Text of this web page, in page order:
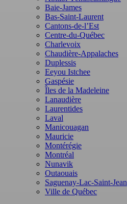
Baie-James
Bas-Saint-Laurent
Cantons-de-l’Est
Centre-du-Québec
Charlevoix
Chaudière-Appalaches
Duplessis
Eeyou Istchee
Gaspésie
Îles de la Madeleine
Lanaudière
Laurentides
Laval
Manicouagan
Mauricie
Montérégie
Montréal
Nunavik
Outaouais
Saguenay-Lac-Saint-Jean
Ville de Québec